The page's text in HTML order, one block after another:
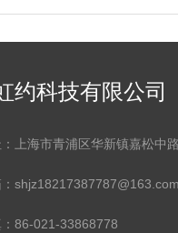
约科技有限公司
上海市青浦区华新镇嘉松中
：shjz18217387787@163.com
86-021-33868778